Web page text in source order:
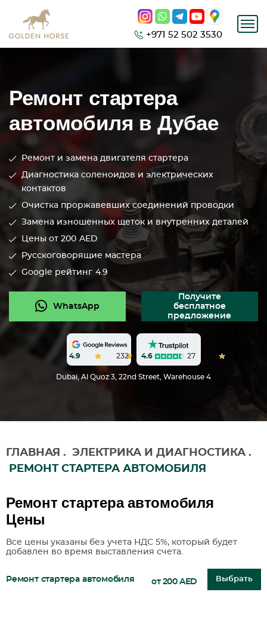
+971 52 502 3530
Ремонт стартера
автомобиля в Дубае
Ремонт и замена двигателя стартера
Диагностика соленоидов и электрических
контактов
Очистка проржавевших соединений проводки
Замена изношенных щеток и внутренних деталей
Цены от 200 AED
Русскоговорящие мастера
Google рейтинг 4.9
WhatsApp
Получите
бесплатное
предложение
4.9 232 4.6 27
Dubai, Al Quoz 3, 22nd Street, Warehouse 4
ГЛАВНАЯ . ЭЛЕКТРИКА И ДИАГНОСТИКА .
РЕМОНТ СТАРТЕРА АВТОМОБИЛЯ
Ремонт стартера автомобиля
Цены
Все цены указаны без учета НДС 5%, который будет
добавлен во время выставления счета.
Ремонт стартера автомобиля от 200 AED Выбрать